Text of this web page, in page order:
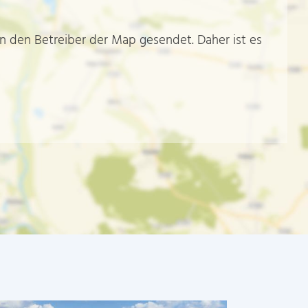
den Betreiber der Map gesendet. Daher ist es